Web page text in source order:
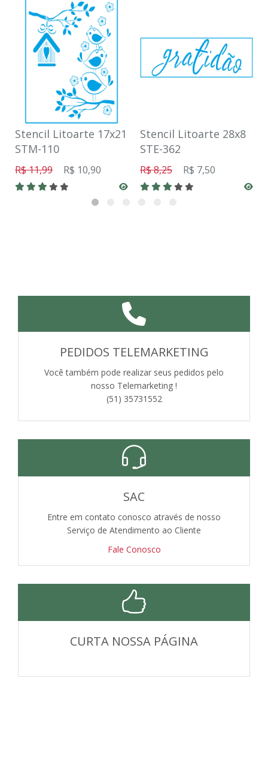
Stencil Litoarte 17x21
STM-110
R$ 11,99 R$ 10,90
Stencil Litoarte 28x8
STE-362
R$ 8,25 R$ 7,50
PEDIDOS TELEMARKETING
Você também pode realizar seus pedidos pelo
nosso Telemarketing !
(51) 35731552
SAC
Entre em contato conosco através de nosso
Serviço de Atendimento ao Cliente
Fale Conosco
CURTA NOSSA PÁGINA